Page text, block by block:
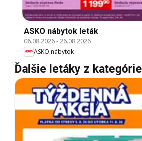
ASKO nábytok leták
06.08.2026-26.08.2026
ASKO nábytok
Ďalšie letáky z kategórie